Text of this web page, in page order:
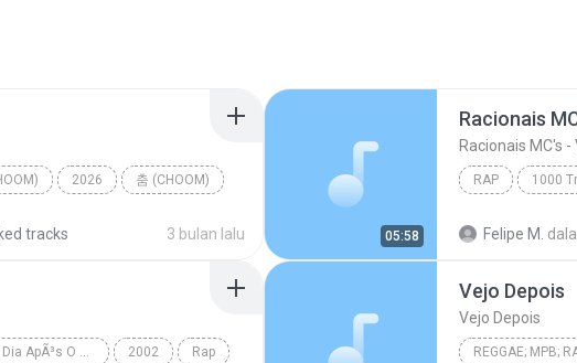
2026 춤 (CHOOM)
tracks 3 bulan lalu 05:58
Racionais
Racionais MC's
RAP 1000
Felipe M.
Nada Como Um Dia ApÃ³s O Outro Dia (Ri Depois) 2002 Rap
Vejo Depois
Vejo Depois
REGGAE; MPB;